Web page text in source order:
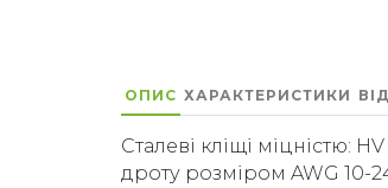
ОПИС ХАРАКТЕРИСТИКИ
Сталеві кліщі міцністю:
дроту розміром AWG 10-